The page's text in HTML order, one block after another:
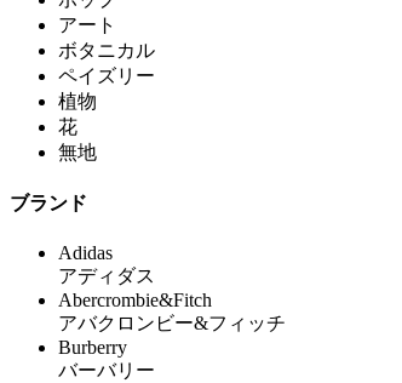
アート
ボタニカル
ペイズリー
植物
花
無地
ブランド
Adidas
アディダス
Abercrombie&Fitch
アバクロンビー&フィッチ
Burberry
バーバリー